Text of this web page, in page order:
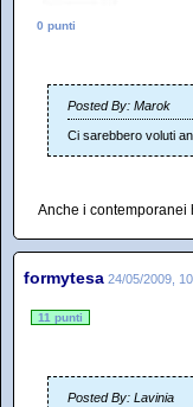
0 punti
Posted By: Marok
Ci sarebbero voluti
Anche i contemporanei
formytesa 24/05/2009,
11 punti
Posted By: Lavinia